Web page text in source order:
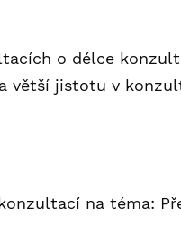
o délce
větší jistotu v
na téma: